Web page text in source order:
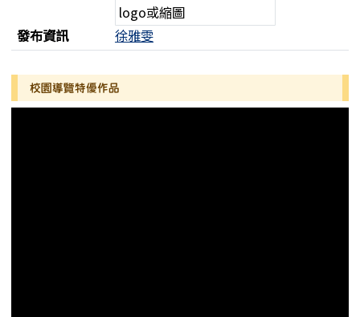
發布資訊 徐雅雯
左邊區域內容
校園導覽特優作品